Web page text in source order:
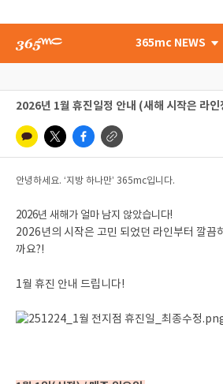
365mc NEWS
2026년 1월 휴진일정 안내 (새해 시작은 라인
안녕하세요. ‘지방 하나만’ 365mc입니다.
2026년 새해가 얼마 남지 않았습니다!
2026년의 시작은 고민 되었던 라인부터 깔끔
까요?!
1월 휴진 안내 드립니다!